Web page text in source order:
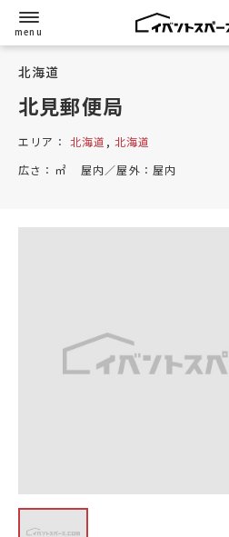
北海道
北見郵便局
エリア： 北海道 , 北海道
広さ： ㎡ 屋内／屋外： 屋内